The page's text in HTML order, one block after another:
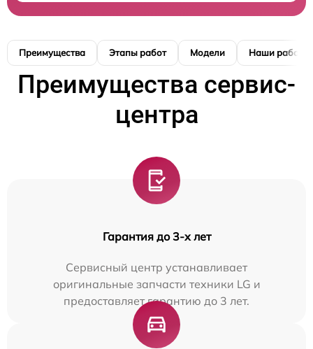
Преимущества Этапы работ Модели Наши работы
Преимущества сервис-
центра
Гарантия до 3-х лет
Сервисный центр устанавливает
оригинальные запчасти техники LG и
предоставляет гарантию до 3 лет.